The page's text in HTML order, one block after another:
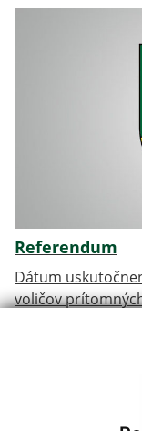
Referendum
Dátum
voličov